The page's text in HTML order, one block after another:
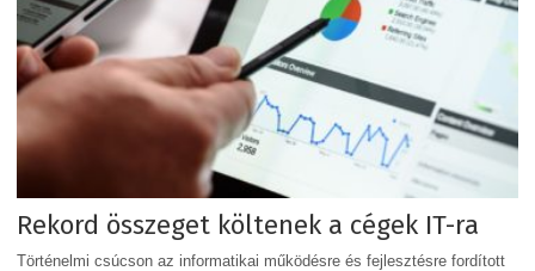
Rekord összeget költenek a cégek IT-ra
Történelmi csúcson az informatikai működésre és fejlesztésre fordított